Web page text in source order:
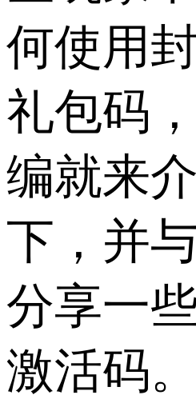
何使用
礼包码
编就来
下，并
分享一
激活码。